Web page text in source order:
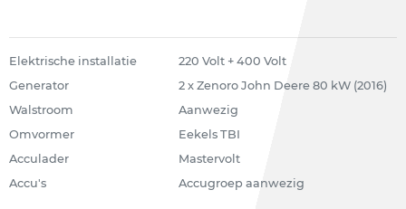
Elektrische installatie
220 Volt + 400 Volt
Generator
2 x Zenoro John Deere 80 kW (2016)
Walstroom
Aanwezig
Omvormer
Eekels TBI
Acculader
Mastervolt
Accu's
Accugroep aanwezig